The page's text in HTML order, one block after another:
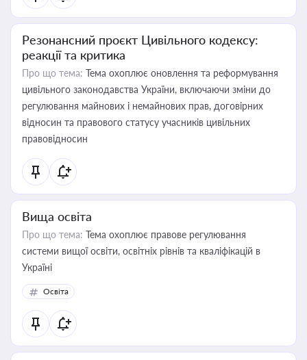
Резонансний проєкт Цивільного кодексу:
реакції та критика
Про що тема: Тема охоплює оновлення та реформування
цивільного законодавства України, включаючи зміни до
регулювання майнових і немайнових прав, договірних
відносин та правового статусу учасників цивільних
правовідносин
Вища освіта
Про що тема: Тема охоплює правове регулювання
системи вищої освіти, освітніх рівнів та кваліфікацій в
Україні
Освіта